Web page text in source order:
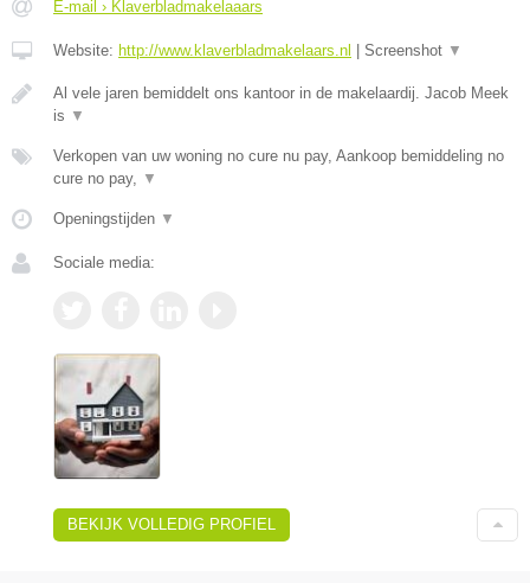
E-mail › Klaverbladmakelaaars
Website: http://www.klaverbladmakelaars.nl Screenshot ▼
Al vele jaren bemiddelt ons kantoor in de makelaardij. Jacob Meek
is ▼
Verkopen van uw woning no cure nu pay, Aankoop bemiddeling no
cure no pay, ▼
Openingstijden ▼
Sociale media:
BEKIJK VOLLEDIG PROFIEL